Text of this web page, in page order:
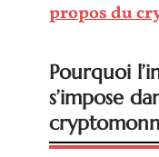
propos du
Pourquoi
s’impose